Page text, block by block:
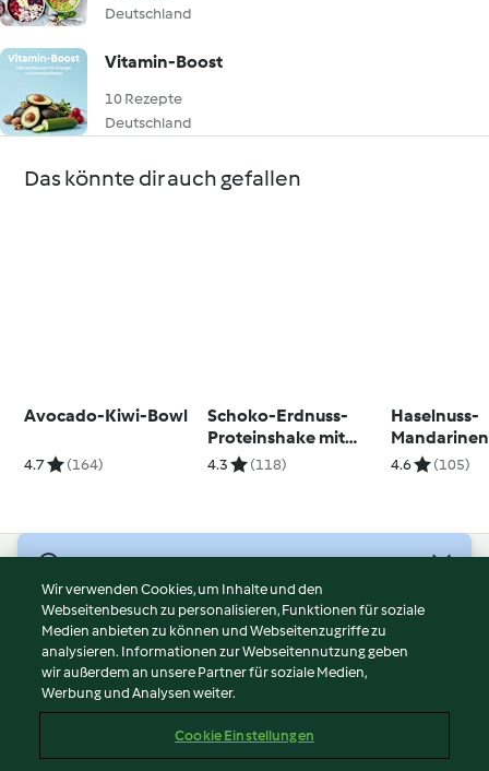
Deutschland
Vitamin-Boost
10 Rezepte
Deutschland
Das könnte dir auch gefallen
Avocado-Kiwi-Bowl
4.7 (164)
Schoko-Erdnuss-
Proteinshake mit
Chia
4.3 (118)
Haselnuss-
Mandarinen
Overnight
4.6 (105)
Nutzungsbedingungen
Datenschutzrichtlinien
Disclaimer
Impressum
Inhalt melden
Wir verwenden Cookies, um Inhalte und den
Webseitenbesuch zu personalisieren, Funktionen für soziale
Medien anbieten zu können und Webseitenzugriffe zu
analysieren. Informationen zur Webseitennutzung geben
wir außerdem an unsere Partner für soziale Medien,
Werbung und Analysen weiter.
Cookie Einstellungen